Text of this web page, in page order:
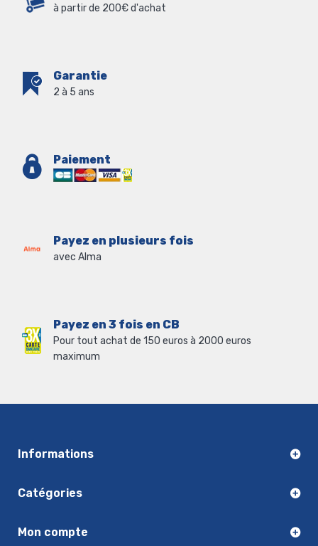
à partir de 200€ d'achat
Garantie
2 à 5 ans
Paiement
Payez en plusieurs fois
avec Alma
Payez en 3 fois en CB
Pour tout achat de 150 euros à 2000 euros
maximum
Informations
Catégories
Mon compte